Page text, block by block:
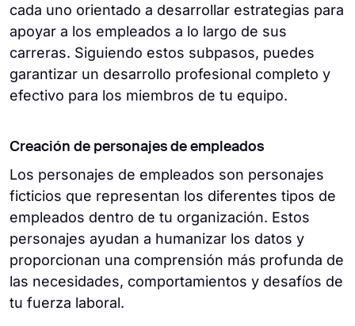
cada uno orientado a desarrollar estrategias para
apoyar a los empleados a lo largo de sus
carreras. Siguiendo estos subpasos, puedes
garantizar un desarrollo profesional completo y
efectivo para los miembros de tu equipo.
Creación de personajes de empleados
Los personajes de empleados son personajes
ficticios que representan los diferentes tipos de
empleados dentro de tu organización. Estos
personajes ayudan a humanizar los datos y
proporcionan una comprensión más profunda de
las necesidades, comportamientos y desafíos de
tu fuerza laboral.